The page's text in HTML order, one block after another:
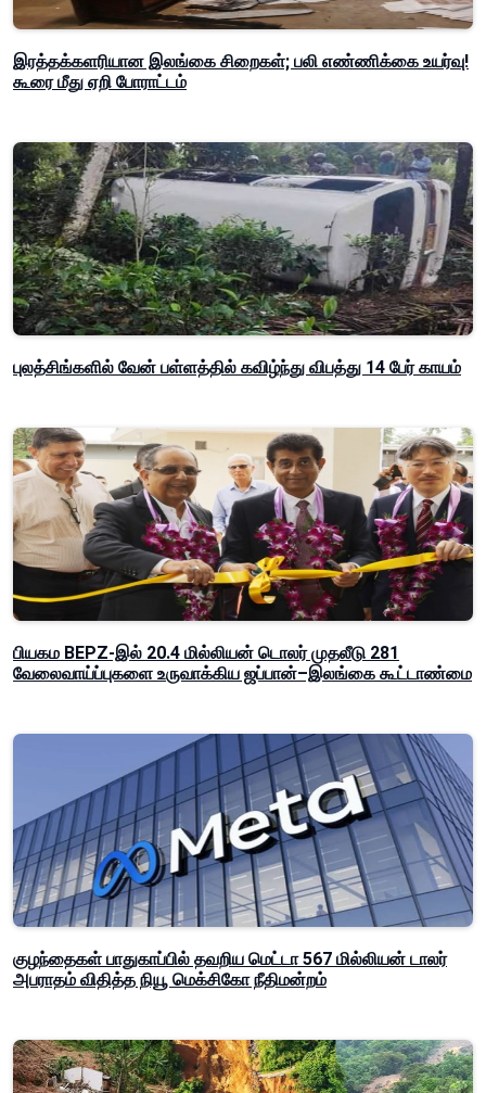
இரத்தக்களரியான இலங்கை சிறைகள்; பலி எண்ணிக்கை உயர்வு!
கூரை மீது ஏறி போராட்டம்
புலத்சிங்களில் வேன் பள்ளத்தில் கவிழ்ந்து விபத்து 14 பேர் காயம்
பியகம BEPZ-இல் 20.4 மில்லியன் டொலர் முதலீடு 281
வேலைவாய்ப்புகளை உருவாக்கிய ஜப்பான்–இலங்கை கூட்டாண்மை
குழந்தைகள் பாதுகாப்பில் தவறிய மெட்டா 567 மில்லியன் டாலர்
அபராதம் விதித்த நியூ மெக்சிகோ நீதிமன்றம்